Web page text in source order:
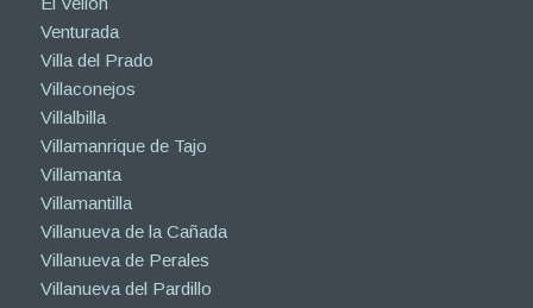
Venturada
Villa del Prado
Villaconejos
Villalbilla
Villamanrique de Tajo
Villamanta
Villamantilla
Villanueva de la Cañada
Villanueva de Perales
Villanueva del Pardillo